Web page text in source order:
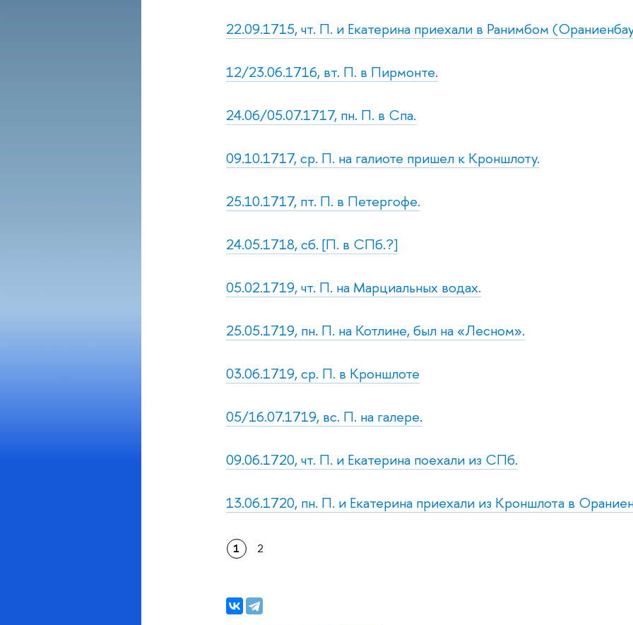
22.09.1715, чт. П. и Екатерина приехали в Ранимбом
12/23.06.1716, вт. П. в Пирмонте.
24.06/05.07.1717, пн. П. в Спа.
09.10.1717, ср. П. на галиоте пришел к Кроншлоту.
25.10.1717, пт. П. в Петергофе.
24.05.1718, сб. [П. в СПб.?]
05.02.1719, чт. П. на Марциальных водах.
25.05.1719, пн. П. на Котлине, был на «Лесном».
03.06.1719, ср. П. в Кроншлоте
05/16.07.1719, вс. П. на галере.
09.06.1720, чт. П. и Екатерина поехали из СПб.
13.06.1720, пн. П. и Екатерина приехали из Кроншлота в
1 2